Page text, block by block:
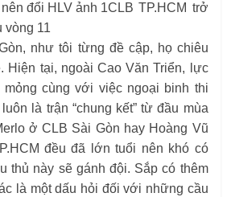
CLB TP.HCM trở
vòng 11
như tôi từng đề cập, họ chiêu
Hiện tại, ngoài Cao Văn Triển, lực
cùng với việc ngoại binh thi
là trận “chung kết” từ đầu mùa
ở CLB Sài Gòn hay Hoàng Vũ
đều đã lớn tuổi nên khó có
thủ này sẽ gánh đội. Sắp có thêm
là một dấu hỏi đối với những cầu